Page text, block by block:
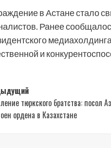
в Астане стало
Ранее
и
тюркского братства: посол
ордена в Казахстане